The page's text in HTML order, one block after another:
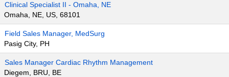
Clinical Specialist II - Omaha, NE
Omaha, NE, US, 68101
Field Sales Manager, MedSurg
Pasig City, PH
Sales Manager Cardiac Rhythm Management
Diegem, BRU, BE